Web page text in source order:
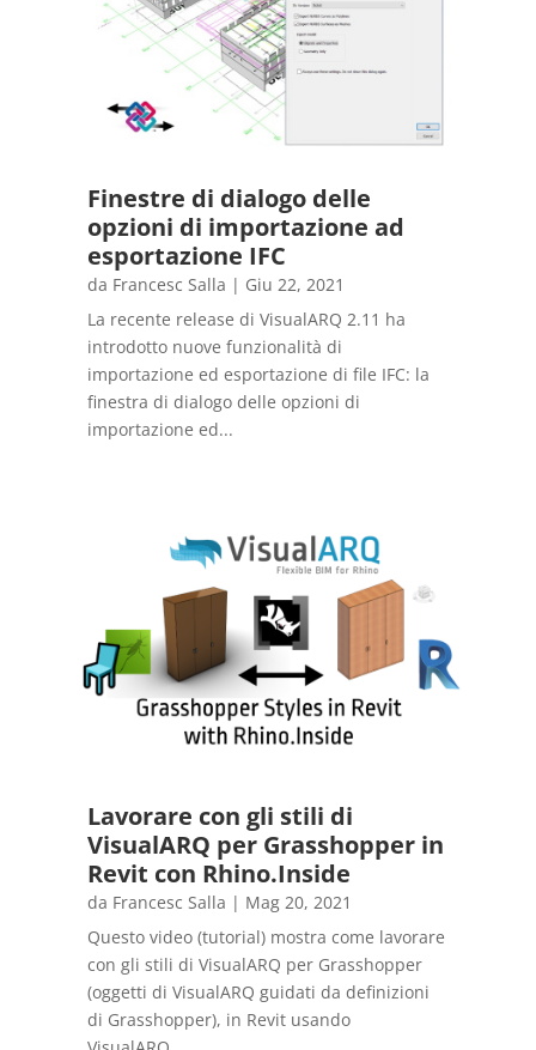
Finestre di dialogo delle
opzioni di importazione ad
esportazione IFC
da Francesc Salla | Giu 22, 2021
La recente release di VisualARQ 2.11 ha
introdotto nuove funzionalità di
importazione ed esportazione di file IFC: la
finestra di dialogo delle opzioni di
importazione ed...
Lavorare con gli stili di
VisualARQ per Grasshopper in
Revit con Rhino.Inside
da Francesc Salla | Mag 20, 2021
Questo video (tutorial) mostra come lavorare
con gli stili di VisualARQ per Grasshopper
(oggetti di VisualARQ guidati da definizioni
di Grasshopper), in Revit usando